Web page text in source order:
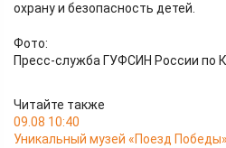
охрану и безопасность детей.
Фото:
Пресс-служба ГУФСИН России по
Читайте также
09.08 10:40
Уникальный музей «Поезд